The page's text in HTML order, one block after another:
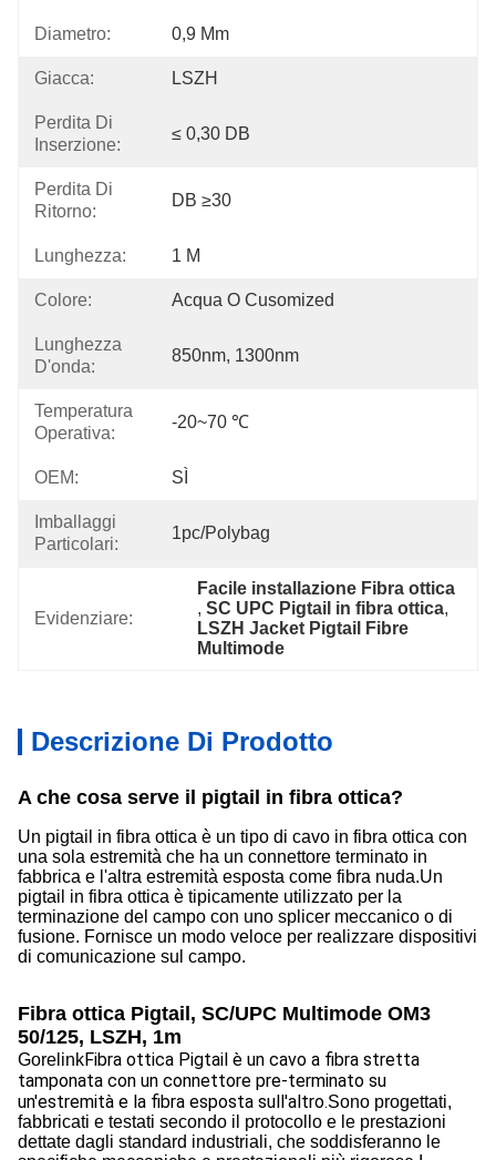
Diametro: 0,9 Mm
Giacca: LSZH
Perdita Di
Inserzione:
≤ 0,30 DB
Perdita Di
Ritorno:
DB ≥30
Lunghezza: 1 M
Colore: Acqua O Cusomized
Lunghezza
D'onda:
850nm, 1300nm
Temperatura
Operativa:
-20~70 ℃
OEM: SÌ
Imballaggi
Particolari:
1pc/polybag
Evidenziare:
Facile installazione Fibra ottica
, SC UPC Pigtail in fibra ottica,
LSZH Jacket Pigtail Fibre
Multimode
Descrizione Di Prodotto
A che cosa serve il pigtail in fibra ottica?
Un pigtail in fibra ottica è un tipo di cavo in fibra ottica con
una sola estremità che ha un connettore terminato in
fabbrica e l'altra estremità esposta come fibra nuda.Un
pigtail in fibra ottica è tipicamente utilizzato per la
terminazione del campo con uno splicer meccanico o di
fusione. Fornisce un modo veloce per realizzare dispositivi
di comunicazione sul campo.
Fibra ottica Pigtail, SC/UPC Multimode OM3
50/125, LSZH, 1m
GorelinkFibra ottica Pigtail è un cavo a fibra stretta
tamponata con un connettore pre-terminato su
un'estremità e la fibra esposta sull'altro.Sono progettati,
fabbricati e testati secondo il protocollo e le prestazioni
dettate dagli standard industriali, che soddisferanno le